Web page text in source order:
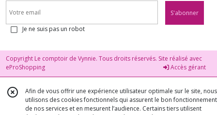
S'abonner
Je ne suis pas un robot
Copyright Le comptoir de Vynnie. Tous droits réservés. Site réalisé avec
eProShopping
Accès gérant
Afin de vous offrir une expérience utilisateur optimale sur le site, nous
utilisons des cookies fonctionnels qui assurent le bon fonctionnement
de nos services et en mesurent l’audience. Certains tiers utilisent